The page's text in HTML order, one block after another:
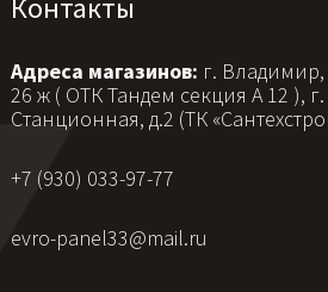
Контакты
Адреса магазинов: г.
26 ж ( ОТК Тандем секция А 12 ),
Станционная, д.2 (ТК
+7 (930) 033-97-77
evro-panel33@mail.ru